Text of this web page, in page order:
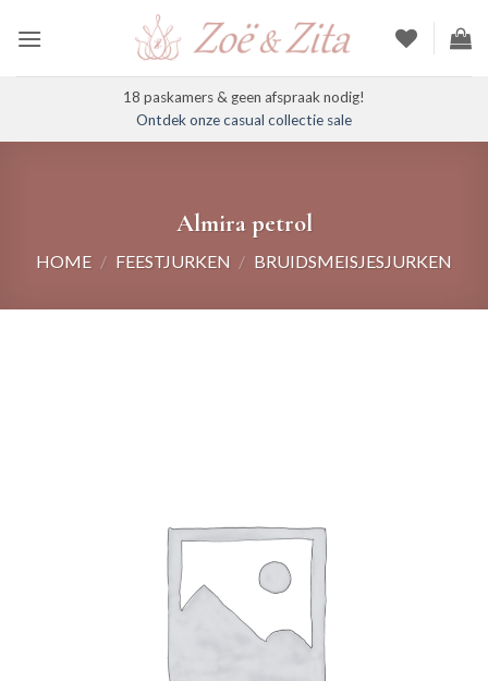
naar
18 paskamers & geen afspraak nodig!
Ontdek onze casual collectie sale
Almira petrol
HOME / FEESTJURKEN / BRUIDSMEISJESJURKEN